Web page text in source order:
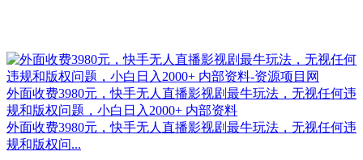
外面收费3980元，快手无人直播影视剧最牛玩法，无视任何违
规和版权问题，小白日入2000+ 内部资料
外面收费3980元，快手无人直播影视剧最牛玩法，无视任何违
规和版权问...